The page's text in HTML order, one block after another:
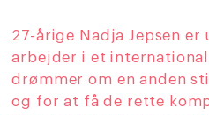
27-årige Nadja Jepsen er
arbejder i et
drømmer om en anden
og for at få de rette